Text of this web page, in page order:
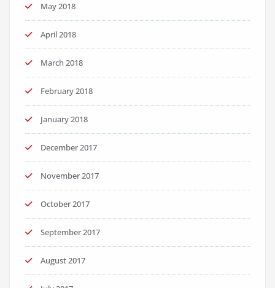
May 2018
April 2018
March 2018
February 2018
January 2018
December 2017
November 2017
October 2017
September 2017
August 2017